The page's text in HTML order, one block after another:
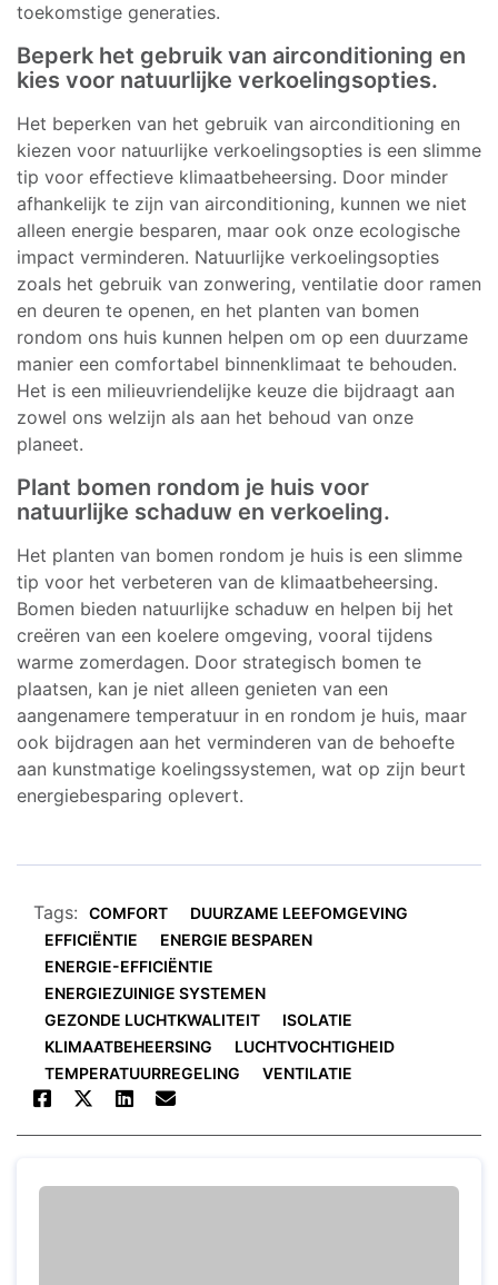
toekomstige generaties.
Beperk het gebruik van airconditioning en
kies voor natuurlijke verkoelingsopties.
Het beperken van het gebruik van airconditioning en
kiezen voor natuurlijke verkoelingsopties is een slimme
tip voor effectieve klimaatbeheersing. Door minder
afhankelijk te zijn van airconditioning, kunnen we niet
alleen energie besparen, maar ook onze ecologische
impact verminderen. Natuurlijke verkoelingsopties
zoals het gebruik van zonwering, ventilatie door ramen
en deuren te openen, en het planten van bomen
rondom ons huis kunnen helpen om op een duurzame
manier een comfortabel binnenklimaat te behouden.
Het is een milieuvriendelijke keuze die bijdraagt aan
zowel ons welzijn als aan het behoud van onze
planeet.
Plant bomen rondom je huis voor
natuurlijke schaduw en verkoeling.
Het planten van bomen rondom je huis is een slimme
tip voor het verbeteren van de klimaatbeheersing.
Bomen bieden natuurlijke schaduw en helpen bij het
creëren van een koelere omgeving, vooral tijdens
warme zomerdagen. Door strategisch bomen te
plaatsen, kan je niet alleen genieten van een
aangenamere temperatuur in en rondom je huis, maar
ook bijdragen aan het verminderen van de behoefte
aan kunstmatige koelingssystemen, wat op zijn beurt
energiebesparing oplevert.
Tags: COMFORT
DUURZAME LEEFOMGEVING
EFFICIËNTIE
ENERGIE BESPAREN
ENERGIE-EFFICIËNTIE
ENERGIEZUINIGE SYSTEMEN
GEZONDE LUCHTKWALITEIT
ISOLATIE
KLIMAATBEHEERSING
LUCHTVOCHTIGHEID
TEMPERATUURREGELING
VENTILATIE